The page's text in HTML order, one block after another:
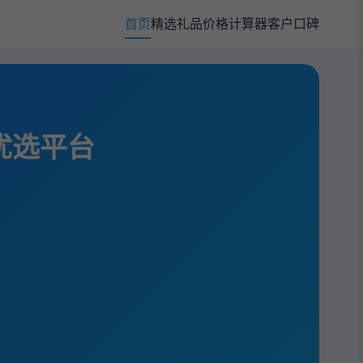
首页精选礼品价格计算器客户口碑
选平台